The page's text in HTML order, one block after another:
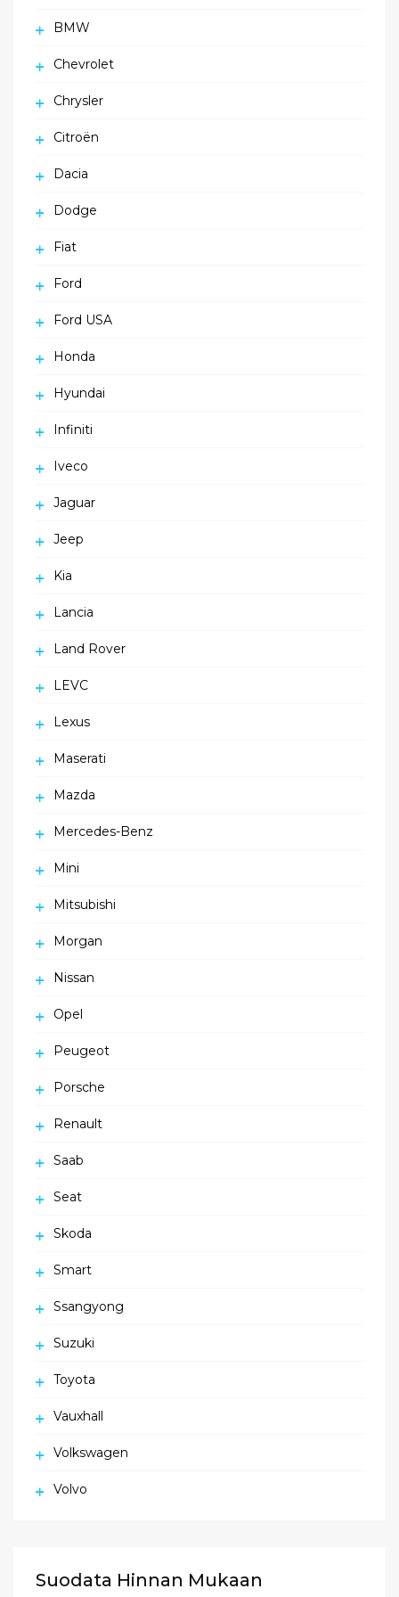
BMW
Chevrolet
Chrysler
Citroën
Dacia
Dodge
Fiat
Ford
Ford USA
Honda
Hyundai
Infiniti
Iveco
Jaguar
Jeep
Kia
Lancia
Land Rover
LEVC
Lexus
Maserati
Mazda
Mercedes-Benz
Mini
Mitsubishi
Morgan
Nissan
Opel
Peugeot
Porsche
Renault
Saab
Seat
Skoda
Smart
Ssangyong
Suzuki
Toyota
Vauxhall
Volkswagen
Volvo
Suodata Hinnan Mukaan